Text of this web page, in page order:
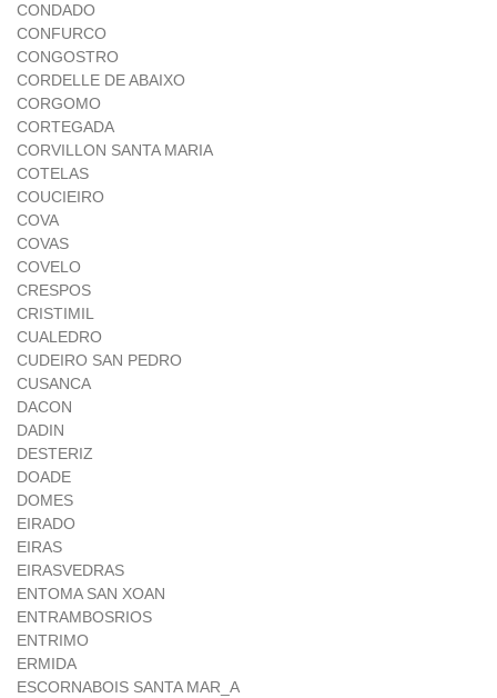
CONDADO
CONFURCO
CONGOSTRO
CORDELLE DE ABAIXO
CORGOMO
CORTEGADA
CORVILLON SANTA MARIA
COTELAS
COUCIEIRO
COVA
COVAS
COVELO
CRESPOS
CRISTIMIL
CUALEDRO
CUDEIRO SAN PEDRO
CUSANCA
DACON
DADIN
DESTERIZ
DOADE
DOMES
EIRADO
EIRAS
EIRASVEDRAS
ENTOMA SAN XOAN
ENTRAMBOSRIOS
ENTRIMO
ERMIDA
ESCORNABOIS SANTA MAR_A